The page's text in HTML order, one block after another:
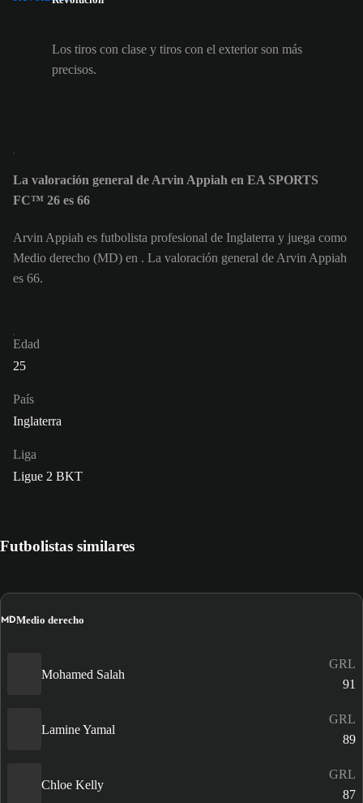
Los tiros con clase y tiros con el exterior son más
precisos.
La valoración general de Arvin Appiah en EA SPORTS
FC™ 26 es 66
Arvin Appiah es futbolista profesional de Inglaterra y juega como
Medio derecho (MD) en . La valoración general de Arvin Appiah
es 66.
Edad
25
País
Inglaterra
Liga
Ligue 2 BKT
Futbolistas similares
MDMedio derecho
Mohamed Salah
GRL
91
Lamine Yamal
GRL
89
Chloe Kelly
GRL
87